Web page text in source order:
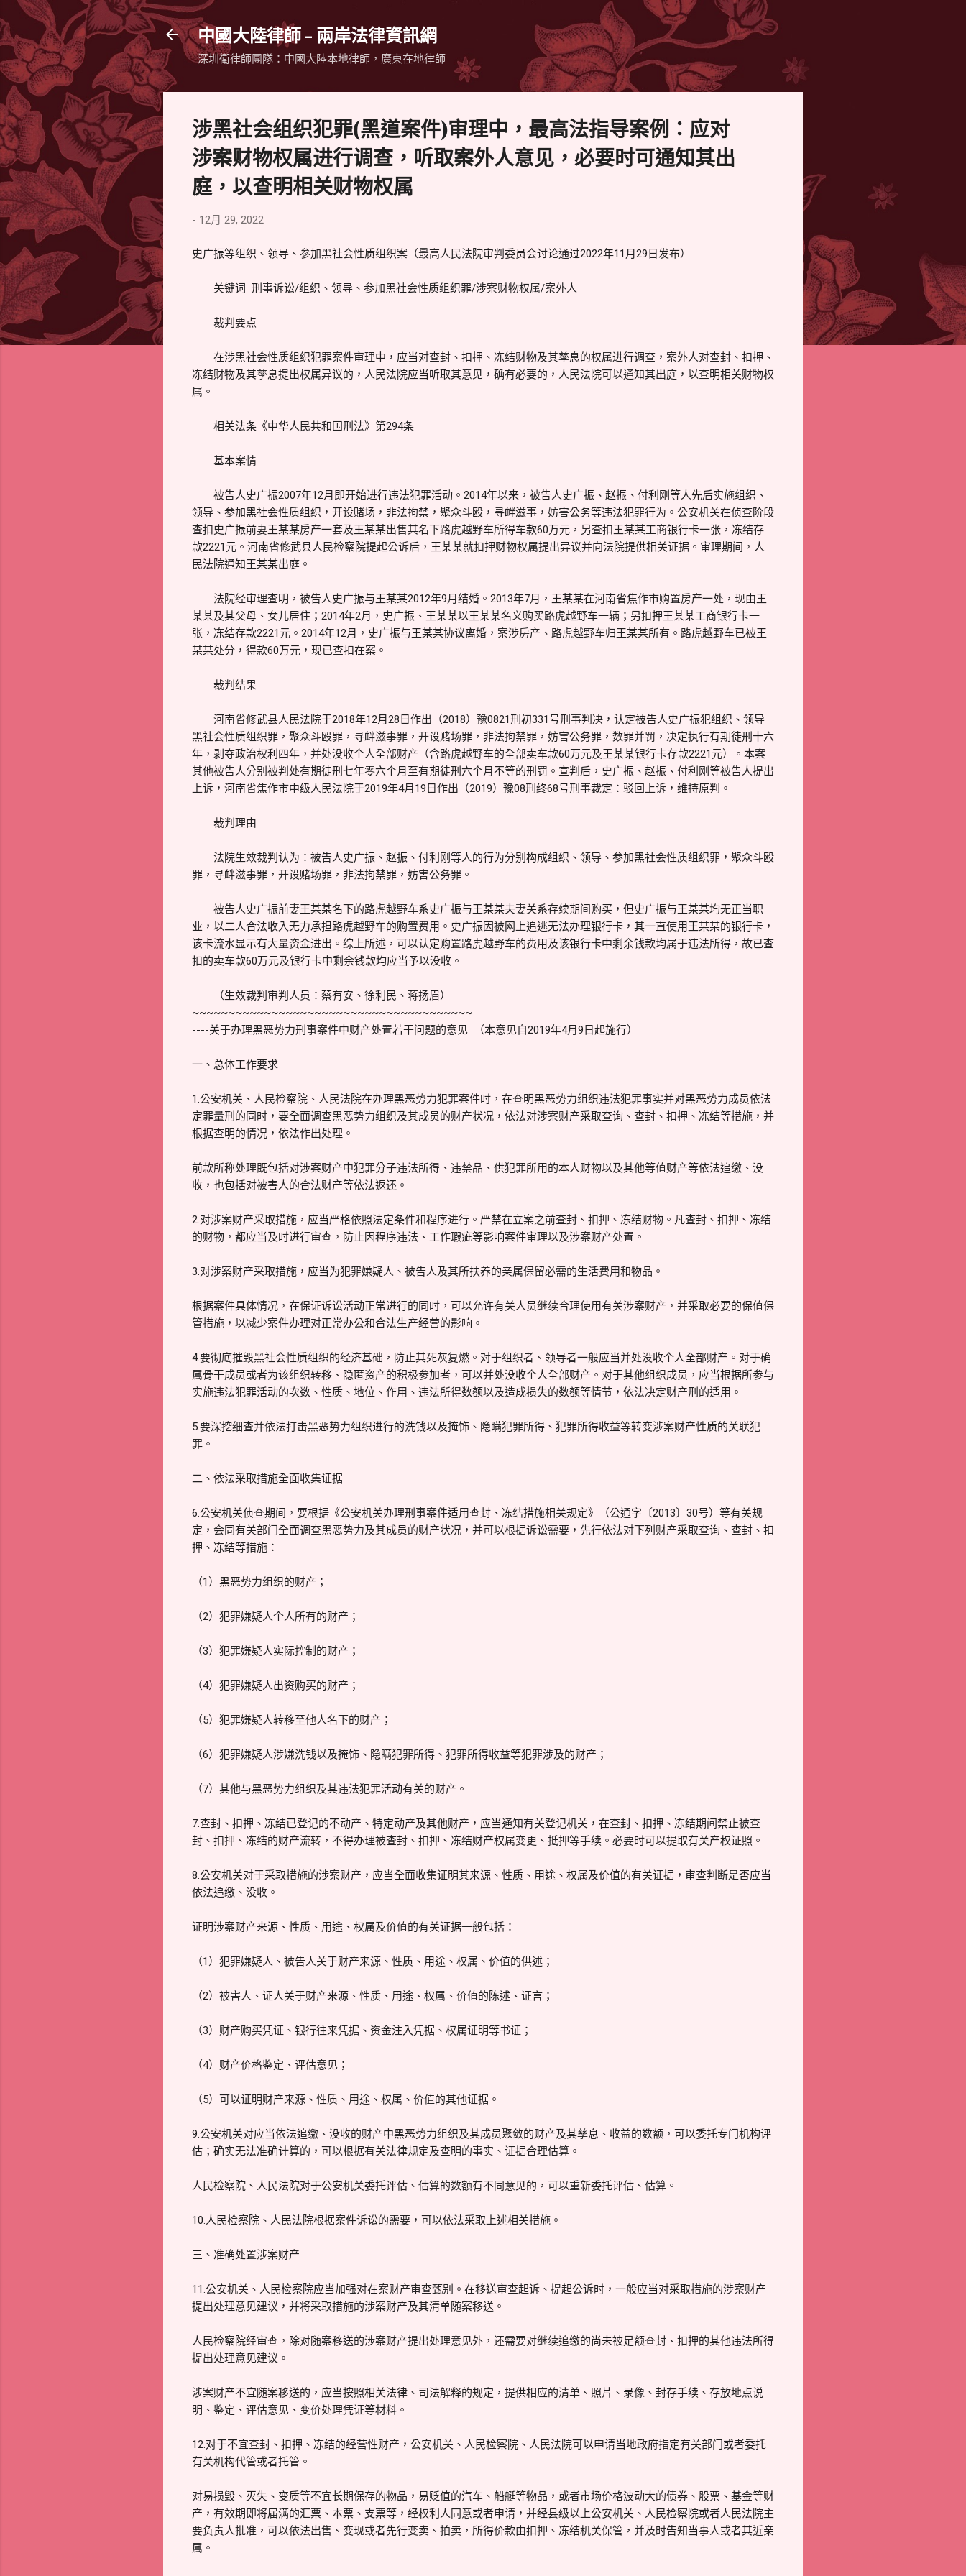
中國大陸律師 - 兩岸法律資訊網
深圳衛律師團隊：中國大陸本地律師，廣東在地律師
涉黑社会组织犯罪(黑道案件)审理中，最高法指导案例：应对
涉案财物权属进行调查，听取案外人意见，必要时可通知其出
庭，以查明相关财物权属
- 12月 29, 2022
史广振等组织、领导、参加黑社会性质组织案（最高人民法院审判委员会讨论通过2022年11月29日发布）
关键词 刑事诉讼/组织、领导、参加黑社会性质组织罪/涉案财物权属/案外人
裁判要点
在涉黑社会性质组织犯罪案件审理中，应当对查封、扣押、冻结财物及其孳息的权属进行调查，案外人对查封、扣押、
冻结财物及其孳息提出权属异议的，人民法院应当听取其意见，确有必要的，人民法院可以通知其出庭，以查明相关财物权
属。
相关法条《中华人民共和国刑法》第294条
基本案情
被告人史广振2007年12月即开始进行违法犯罪活动。2014年以来，被告人史广振、赵振、付利刚等人先后实施组织、
领导、参加黑社会性质组织，开设赌场，非法拘禁，聚众斗殴，寻衅滋事，妨害公务等违法犯罪行为。公安机关在侦查阶段
查扣史广振前妻王某某房产一套及王某某出售其名下路虎越野车所得车款60万元，另查扣王某某工商银行卡一张，冻结存
款2221元。河南省修武县人民检察院提起公诉后，王某某就扣押财物权属提出异议并向法院提供相关证据。审理期间，人
民法院通知王某某出庭。
法院经审理查明，被告人史广振与王某某2012年9月结婚。2013年7月，王某某在河南省焦作市购置房产一处，现由王
某某及其父母、女儿居住；2014年2月，史广振、王某某以王某某名义购买路虎越野车一辆；另扣押王某某工商银行卡一
张，冻结存款2221元。2014年12月，史广振与王某某协议离婚，案涉房产、路虎越野车归王某某所有。路虎越野车已被王
某某处分，得款60万元，现已查扣在案。
裁判结果
河南省修武县人民法院于2018年12月28日作出（2018）豫0821刑初331号刑事判决，认定被告人史广振犯组织、领导
黑社会性质组织罪，聚众斗殴罪，寻衅滋事罪，开设赌场罪，非法拘禁罪，妨害公务罪，数罪并罚，决定执行有期徒刑十六
年，剥夺政治权利四年，并处没收个人全部财产（含路虎越野车的全部卖车款60万元及王某某银行卡存款2221元）。本案
其他被告人分别被判处有期徒刑七年零六个月至有期徒刑六个月不等的刑罚。宣判后，史广振、赵振、付利刚等被告人提出
上诉，河南省焦作市中级人民法院于2019年4月19日作出（2019）豫08刑终68号刑事裁定：驳回上诉，维持原判。
裁判理由
法院生效裁判认为：被告人史广振、赵振、付利刚等人的行为分别构成组织、领导、参加黑社会性质组织罪，聚众斗殴
罪，寻衅滋事罪，开设赌场罪，非法拘禁罪，妨害公务罪。
被告人史广振前妻王某某名下的路虎越野车系史广振与王某某夫妻关系存续期间购买，但史广振与王某某均无正当职
业，以二人合法收入无力承担路虎越野车的购置费用。史广振因被网上追逃无法办理银行卡，其一直使用王某某的银行卡，
该卡流水显示有大量资金进出。综上所述，可以认定购置路虎越野车的费用及该银行卡中剩余钱款均属于违法所得，故已查
扣的卖车款60万元及银行卡中剩余钱款均应当予以没收。
（生效裁判审判人员：蔡有安、徐利民、蒋扬眉）
~~~~~~~~~~~~~~~~~~~~~~~~~~~~~~~~~~~~~~~
----关于办理黑恶势力刑事案件中财产处置若干问题的意见 （本意见自2019年4月9日起施行）
一、总体工作要求
1.公安机关、人民检察院、人民法院在办理黑恶势力犯罪案件时，在查明黑恶势力组织违法犯罪事实并对黑恶势力成员依法
定罪量刑的同时，要全面调查黑恶势力组织及其成员的财产状况，依法对涉案财产采取查询、查封、扣押、冻结等措施，并
根据查明的情况，依法作出处理。
前款所称处理既包括对涉案财产中犯罪分子违法所得、违禁品、供犯罪所用的本人财物以及其他等值财产等依法追缴、没
收，也包括对被害人的合法财产等依法返还。
2.对涉案财产采取措施，应当严格依照法定条件和程序进行。严禁在立案之前查封、扣押、冻结财物。凡查封、扣押、冻结
的财物，都应当及时进行审查，防止因程序违法、工作瑕疵等影响案件审理以及涉案财产处置。
3.对涉案财产采取措施，应当为犯罪嫌疑人、被告人及其所扶养的亲属保留必需的生活费用和物品。
根据案件具体情况，在保证诉讼活动正常进行的同时，可以允许有关人员继续合理使用有关涉案财产，并采取必要的保值保
管措施，以减少案件办理对正常办公和合法生产经营的影响。
4.要彻底摧毁黑社会性质组织的经济基础，防止其死灰复燃。对于组织者、领导者一般应当并处没收个人全部财产。对于确
属骨干成员或者为该组织转移、隐匿资产的积极参加者，可以并处没收个人全部财产。对于其他组织成员，应当根据所参与
实施违法犯罪活动的次数、性质、地位、作用、违法所得数额以及造成损失的数额等情节，依法决定财产刑的适用。
5.要深挖细查并依法打击黑恶势力组织进行的洗钱以及掩饰、隐瞒犯罪所得、犯罪所得收益等转变涉案财产性质的关联犯
罪。
二、依法采取措施全面收集证据
6.公安机关侦查期间，要根据《公安机关办理刑事案件适用查封、冻结措施相关规定》（公通字〔2013〕30号）等有关规
定，会同有关部门全面调查黑恶势力及其成员的财产状况，并可以根据诉讼需要，先行依法对下列财产采取查询、查封、扣
押、冻结等措施：
（1）黑恶势力组织的财产；
（2）犯罪嫌疑人个人所有的财产；
（3）犯罪嫌疑人实际控制的财产；
（4）犯罪嫌疑人出资购买的财产；
（5）犯罪嫌疑人转移至他人名下的财产；
（6）犯罪嫌疑人涉嫌洗钱以及掩饰、隐瞒犯罪所得、犯罪所得收益等犯罪涉及的财产；
（7）其他与黑恶势力组织及其违法犯罪活动有关的财产。
7.查封、扣押、冻结已登记的不动产、特定动产及其他财产，应当通知有关登记机关，在查封、扣押、冻结期间禁止被查
封、扣押、冻结的财产流转，不得办理被查封、扣押、冻结财产权属变更、抵押等手续。必要时可以提取有关产权证照。
8.公安机关对于采取措施的涉案财产，应当全面收集证明其来源、性质、用途、权属及价值的有关证据，审查判断是否应当
依法追缴、没收。
证明涉案财产来源、性质、用途、权属及价值的有关证据一般包括：
（1）犯罪嫌疑人、被告人关于财产来源、性质、用途、权属、价值的供述；
（2）被害人、证人关于财产来源、性质、用途、权属、价值的陈述、证言；
（3）财产购买凭证、银行往来凭据、资金注入凭据、权属证明等书证；
（4）财产价格鉴定、评估意见；
（5）可以证明财产来源、性质、用途、权属、价值的其他证据。
9.公安机关对应当依法追缴、没收的财产中黑恶势力组织及其成员聚敛的财产及其孳息、收益的数额，可以委托专门机构评
估；确实无法准确计算的，可以根据有关法律规定及查明的事实、证据合理估算。
人民检察院、人民法院对于公安机关委托评估、估算的数额有不同意见的，可以重新委托评估、估算。
10.人民检察院、人民法院根据案件诉讼的需要，可以依法采取上述相关措施。
三、准确处置涉案财产
11.公安机关、人民检察院应当加强对在案财产审查甄别。在移送审查起诉、提起公诉时，一般应当对采取措施的涉案财产
提出处理意见建议，并将采取措施的涉案财产及其清单随案移送。
人民检察院经审查，除对随案移送的涉案财产提出处理意见外，还需要对继续追缴的尚未被足额查封、扣押的其他违法所得
提出处理意见建议。
涉案财产不宜随案移送的，应当按照相关法律、司法解释的规定，提供相应的清单、照片、录像、封存手续、存放地点说
明、鉴定、评估意见、变价处理凭证等材料。
12.对于不宜查封、扣押、冻结的经营性财产，公安机关、人民检察院、人民法院可以申请当地政府指定有关部门或者委托
有关机构代管或者托管。
对易损毁、灭失、变质等不宜长期保存的物品，易贬值的汽车、船艇等物品，或者市场价格波动大的债券、股票、基金等财
产，有效期即将届满的汇票、本票、支票等，经权利人同意或者申请，并经县级以上公安机关、人民检察院或者人民法院主
要负责人批准，可以依法出售、变现或者先行变卖、拍卖，所得价款由扣押、冻结机关保管，并及时告知当事人或者其近亲
属。